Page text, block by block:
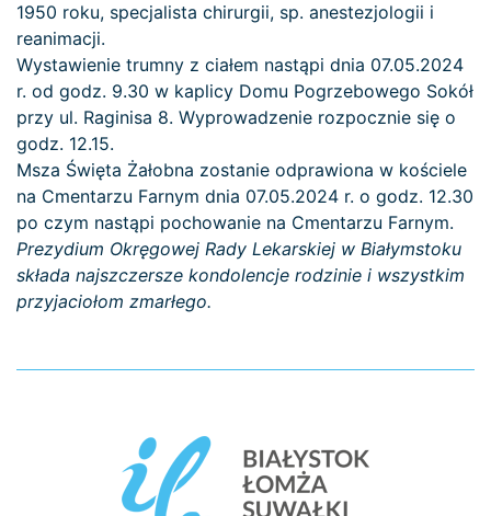
1950 roku, specjalista chirurgii, sp. anestezjologii i
reanimacji.
Wystawienie trumny z ciałem nastąpi dnia 07.05.2024
r. od godz. 9.30 w kaplicy Domu Pogrzebowego Sokół
przy ul. Raginisa 8. Wyprowadzenie rozpocznie się o
godz. 12.15.
Msza Święta Żałobna zostanie odprawiona w kościele
na Cmentarzu Farnym dnia 07.05.2024 r. o godz. 12.30
po czym nastąpi pochowanie na Cmentarzu Farnym.
Prezydium Okręgowej Rady Lekarskiej w Białymstoku
składa najszczersze kondolencje rodzinie i wszystkim
przyjaciołom zmarłego.